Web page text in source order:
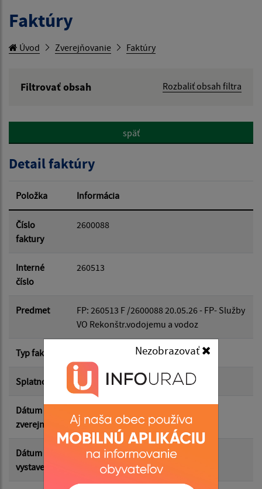
Nezobrazovať
Faktúry
Úvod Zverejňovanie Faktúry
Filtrovať obsah
Rozbaliť obsah filtra
Hľadať v:
Dátum od:
Dátum do:
Suma od:
Suma do:
späť
Detail faktúry
Položka Informácia
Číslo
faktury
2600088
Interné
číslo
260513
Predmet
FP: 260513 F /2600088 20.05.26 - FP- Služby
VO Rekonštr.vodojemu a vodoz
Typ faktúry
Splatnosť 29.05.2026
Dátum
zverejnenia
Dátum
vystavenia
14.05.2026